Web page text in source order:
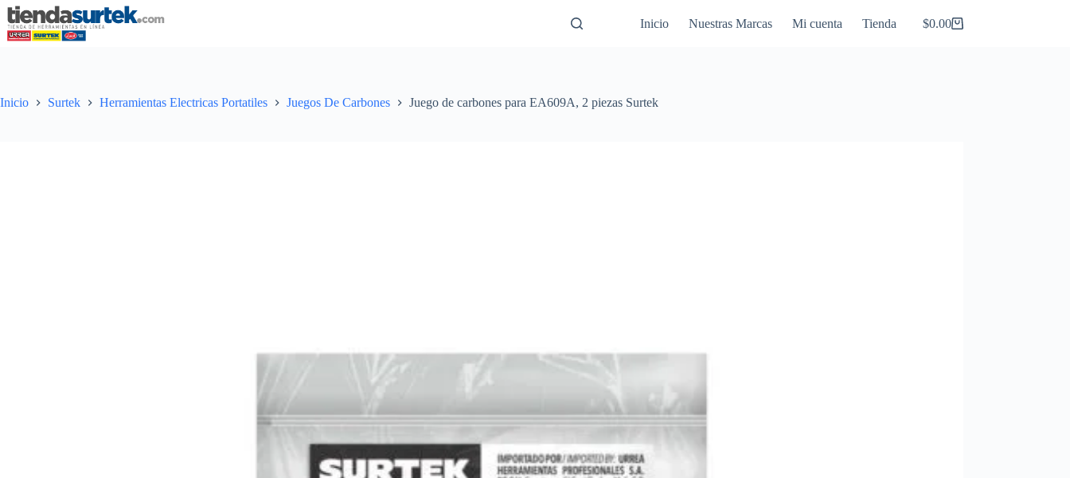
Saltar
al
contenido
Inicio Nuestras Marcas Mi cuenta Tienda
Carro
$0.00
Inicio Surtek Herramientas Electricas Portatiles Juegos De Carbones Juego de carbones para EA609A, 2 piezas Surtek